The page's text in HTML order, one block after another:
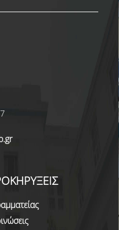
ΚΟΙΝΟΤΗΤΑ